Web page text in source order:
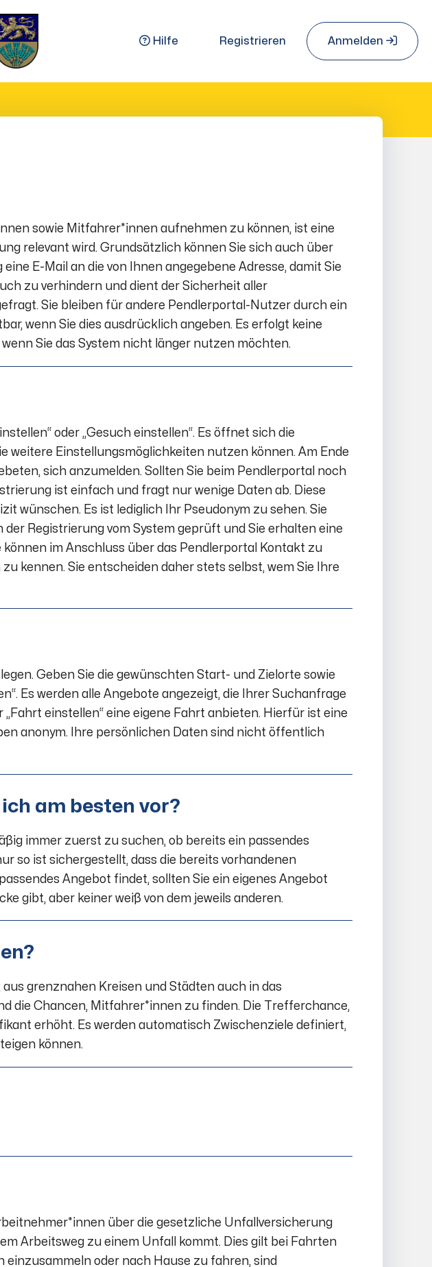
Hilfe Registrieren Anmelden
sowie Mitfahrer*innen aufnehmen zu können, ist eine
relevant wird. Grundsätzlich können Sie sich auch über
E-Mail an die von Ihnen angegebene Adresse, damit Sie
zu verhindern und dient der Sicherheit aller
Sie bleiben für andere Pendlerportal-Nutzer durch ein
wenn Sie dies ausdrücklich angeben. Es erfolgt keine
Sie das System nicht länger nutzen möchten.
oder „Gesuch einstellen“. Es öffnet sich die
weitere Einstellungsmöglichkeiten nutzen können. Am Ende
sich anzumelden. Sollten Sie beim Pendlerportal noch
ist einfach und fragt nur wenige Daten ab. Diese
wünschen. Es ist lediglich Ihr Pseudonym zu sehen. Sie
Registrierung vom System geprüft und Sie erhalten eine
im Anschluss über das Pendlerportal Kontakt zu
kennen. Sie entscheiden daher stets selbst, wem Sie Ihre
Geben Sie die gewünschten Start- und Zielorte sowie
Es werden alle Angebote angezeigt, die Ihrer Suchanfrage
einstellen“ eine eigene Fahrt anbieten. Hierfür ist eine
anonym. Ihre persönlichen Daten sind nicht öffentlich
am besten vor?
immer zuerst zu suchen, ob bereits ein passendes
so ist sichergestellt, dass die bereits vorhandenen
Angebot findet, sollten Sie ein eigenes Angebot
gibt, aber keiner weiß von dem jeweils anderen.
grenznahen Kreisen und Städten auch in das
die Chancen, Mitfahrer*innen zu finden. Die Trefferchance,
erhöht. Es werden automatisch Zwischenziele definiert,
können.
über die gesetzliche Unfallversicherung
Arbeitsweg zu einem Unfall kommt. Dies gilt bei Fahrten
einzusammeln oder nach Hause zu fahren, sind